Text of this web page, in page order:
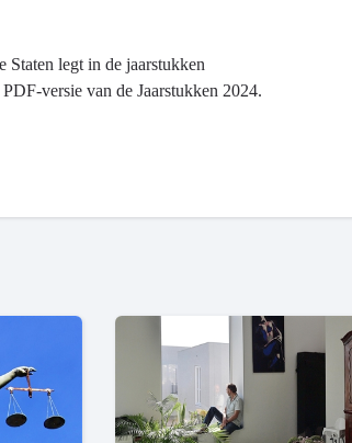
Staten legt in de jaarstukken
versie van de Jaarstukken 2024.